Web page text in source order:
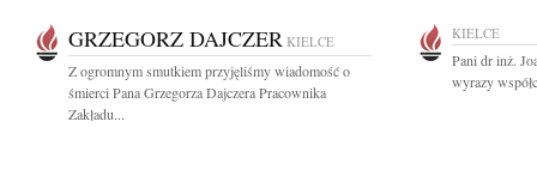
GRZEGORZ DAJCZER KIELCE
Z ogromnym smutkiem przyjęliśmy wiadomość o
śmierci Pana Grzegorza Dajczera Pracownika
Zakładu...
KIELCE
Pani dr inż.
wyrazy